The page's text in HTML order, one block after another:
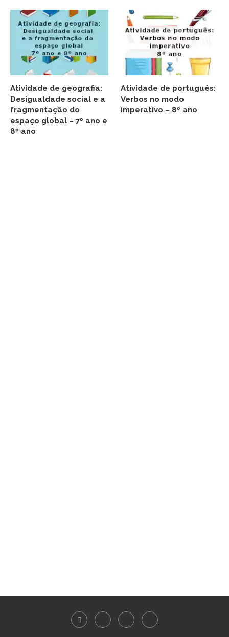
Atividade de geografia:
Desigualdade social e a
fragmentação do
espaço global – 7º ano e
8º ano
Atividade de português:
Verbos no modo
imperativo – 8º ano